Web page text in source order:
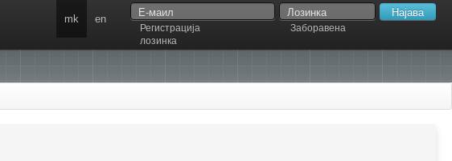
Регистрација
Заборавена
лозинка
mk en